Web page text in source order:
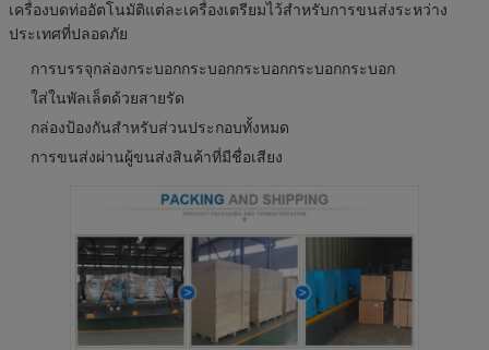
เครื่องบดท่ออัตโนมัติแต่ละเครื่องเตรียมไว้สําหรับการขนส่งระหว่าง
ประเทศที่ปลอดภัย
การบรรจุกล่องกระบอกกระบอกกระบอกกระบอกกระบอก
ใส่ในพัลเล็ตด้วยสายรัด
กล่องป้องกันสําหรับส่วนประกอบทั้งหมด
การขนส่งผ่านผู้ขนส่งสินค้าที่มีชื่อเสียง